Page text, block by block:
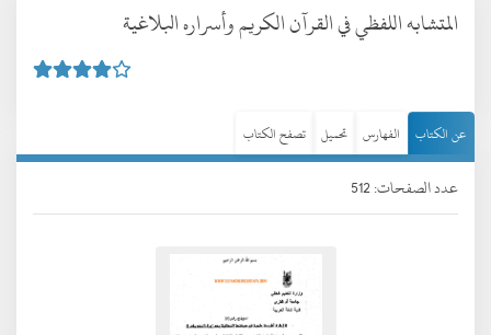
المتشابه اللفظي في القرآن الكريم وأسراره البلاغية
عن الكتاب الفهارس تحميل تصفح الكتاب
عدد الصفحات: 512